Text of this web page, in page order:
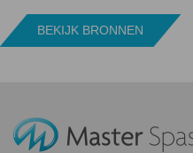
BEKIJK BRONNEN